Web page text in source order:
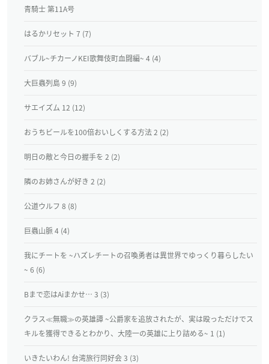
青騎士 第11A号
はるかリセット 7 (7)
バブル~チカーノKEI歌舞伎町血闘編~ 4 (4)
大巨蟲列島 9 (9)
サエイズム 12 (12)
おうちビールを100倍おいしくする方法 2 (2)
明日の敵と今日の握手を 2 (2)
隣のお姉さんが好き 2 (2)
公道ウルフ 8 (8)
巨蟲山脈 4 (4)
我にチートを ~ハズレチートの召喚勇者は異世界でゆっくり暮らしたい
~ 6 (6)
Bまで恋はAiまかせ… 3 (3)
クラス≪無職≫の英雄譚 ~公爵家を追放されたが、実は殴っただけでス
キルを獲得できるとわかり、大陸一の英雄に上り詰める~ 1 (1)
いきたいわん! 台湾旅行同好会 3 (3)